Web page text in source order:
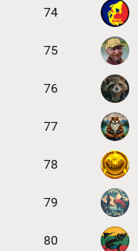
74
75
76
77
78
79
80